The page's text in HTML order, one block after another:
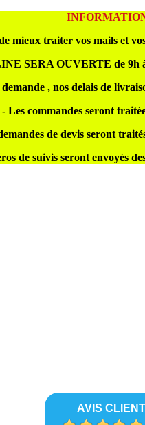
mieux traiter vos mails et
SERA OUVERTE de 9h
, nos delais de
- Les commandes seront
de devis seront
de suivis seront envoyés
AVIS